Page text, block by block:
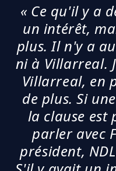
« Ce qu'il y a
un intérêt,
plus. Il n'y a
ni à Villarreal.
Villarreal, en
de plus. Si
la clause est
parler avec
président,